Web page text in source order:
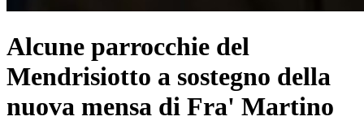
Alcune parrocchie del
Mendrisiotto a sostegno della
nuova mensa di Fra' Martino